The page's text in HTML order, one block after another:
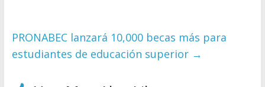
PRONABEC lanzará 10,000 becas más para
estudiantes de educación superior →